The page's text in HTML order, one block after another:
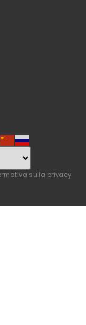
sulla privacy